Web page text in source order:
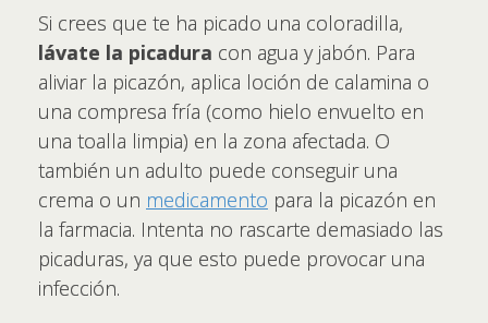
Si crees que te ha picado una coloradilla,
lávate la picadura con agua y jabón. Para
aliviar la picazón, aplica loción de calamina o
una compresa fría (como hielo envuelto en
una toalla limpia) en la zona afectada. O
también un adulto puede conseguir una
crema o un medicamento para la picazón en
la farmacia. Intenta no rascarte demasiado las
picaduras, ya que esto puede provocar una
infección.